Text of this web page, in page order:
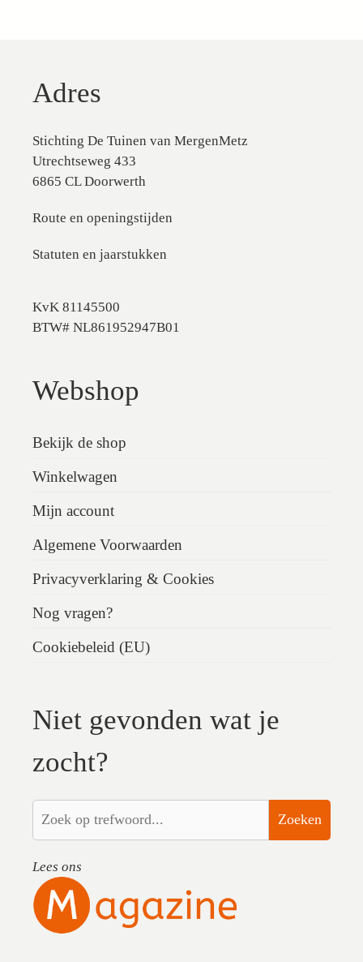
Adres
Stichting De Tuinen van MergenMetz
Utrechtseweg 433
6865 CL Doorwerth
Route en openingstijden
Statuten en jaarstukken
KvK 81145500
BTW# NL861952947B01
Webshop
Bekijk de shop
Winkelwagen
Mijn account
Algemene Voorwaarden
Privacyverklaring & Cookies
Nog vragen?
Cookiebeleid (EU)
Niet gevonden wat je
zocht?
Zoeken
Lees ons